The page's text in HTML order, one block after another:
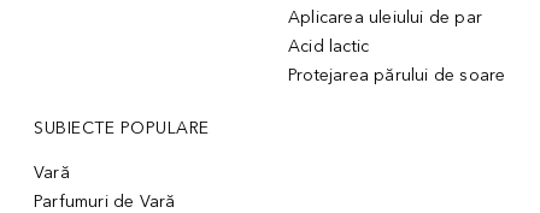
Aplicarea uleiului de par
Acid lactic
Protejarea părului de soare
SUBIECTE POPULARE
Vară
Parfumuri de Vară